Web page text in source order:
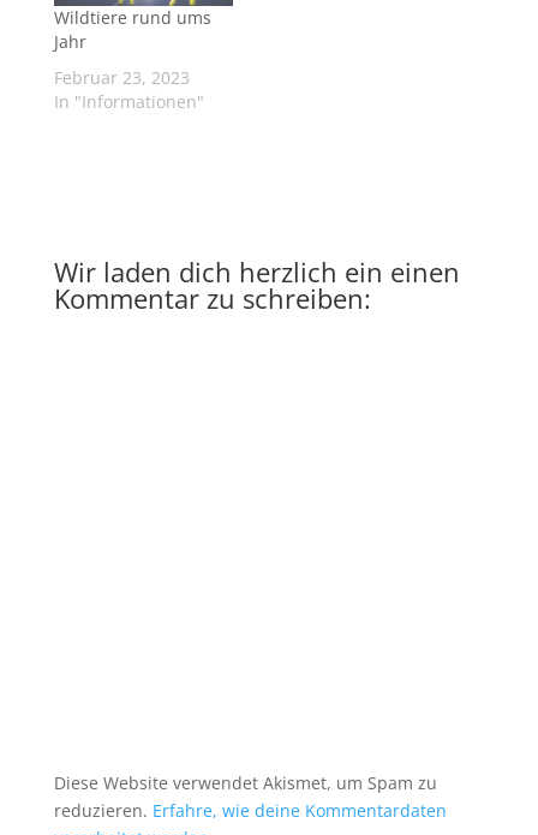
Wildtiere rund ums
Jahr
Februar 23, 2023
In "Informationen"
Wir laden dich herzlich ein einen
Kommentar zu schreiben:
Diese Website verwendet Akismet, um Spam zu
reduzieren. Erfahre, wie deine Kommentardaten